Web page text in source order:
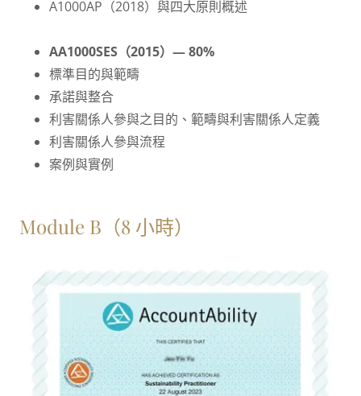
A1000AP（2018）與四大原則概述
AA1000SES（2015）— 80%
標準目的與範疇
承諾與整合
利害關係人參與之目的、範疇與利害關係人定義
利害關係人參與流程
案例與實例
Module B（8 小時）